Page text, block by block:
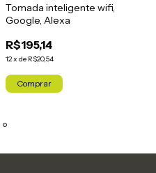
Tomada inteligente wifi,
Google, Alexa
R$195,14
12x de R$20,54
Comprar